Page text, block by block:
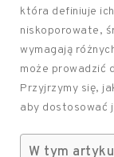
która definiuje
niskoporowate,
wymagają
może prowadzić
Przyjrzymy się,
aby dostosować
W tym